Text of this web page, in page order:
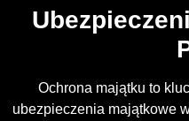
Ochrona majątku to
ubezpieczenia majątkowe